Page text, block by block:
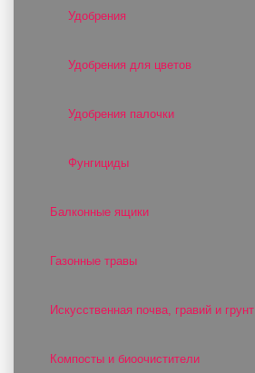
Удобрения
Удобрения для цветов
Удобрения палочки
Фунгициды
Балконные ящики
Газонные травы
Искусственная почва, гравий и грунт
Компосты и биоочистители